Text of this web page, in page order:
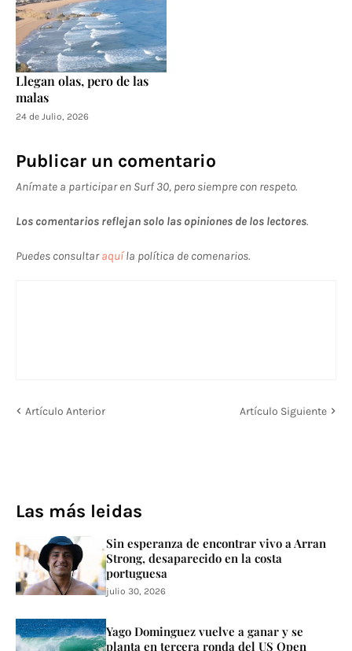
Llegan olas, pero de las
malas
24 de Julio, 2026
Publicar un comentario
Anímate a participar en Surf 30, pero siempre con respeto.
Los comentarios reflejan solo las opiniones de los lectores.
Puedes consultaraquíla política de comenarios.
Artículo Anterior Artículo Siguiente
Las más leidas
Sin esperanza de encontrar vivo a Arran
Strong, desaparecido en la costa
portuguesa
julio 30, 2026
Yago Dominguez vuelve a ganar y se
planta en tercera ronda del US Open